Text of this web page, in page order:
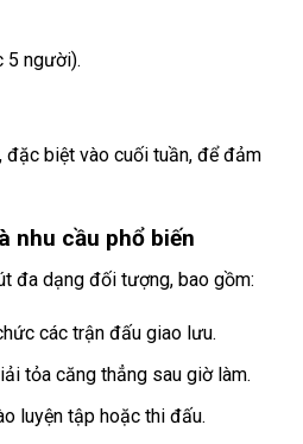
5 người).
biệt vào cuối tuần, để đảm
nhu cầu phổ biến
đa dạng đối tượng, bao gồm:
các trận đấu giao lưu.
tỏa căng thẳng sau giờ làm.
luyện tập hoặc thi đấu.